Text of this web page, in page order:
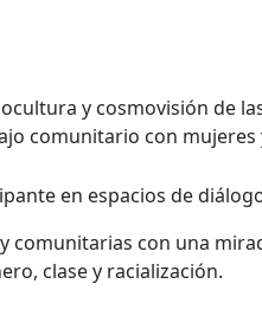
y cosmovisión de
comunitario con mujeres
en espacios de
comunitarias con una
clase y racialización.